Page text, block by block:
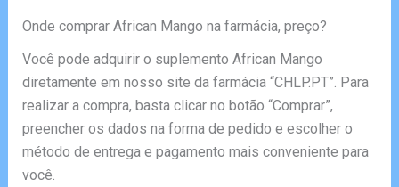
Onde comprar African Mango na farmácia, preço?
Você pode adquirir o suplemento African Mango
diretamente em nosso site da farmácia “CHLP.PT”. Para
realizar a compra, basta clicar no botão “Comprar”,
preencher os dados na forma de pedido e escolher o
método de entrega e pagamento mais conveniente para
você.